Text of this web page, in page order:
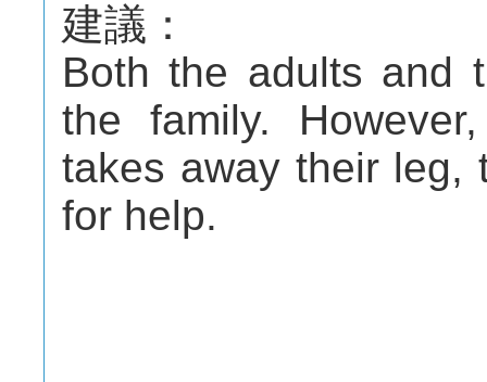
建議：
Both the adults and
the family.
takes away their leg,
for help.